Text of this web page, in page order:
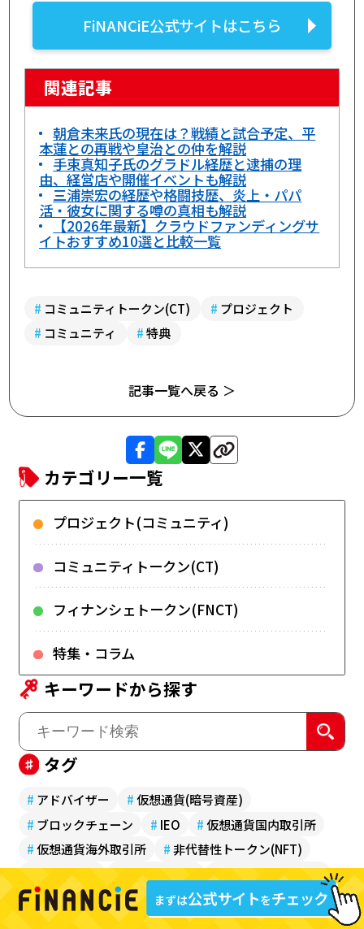
FiNANCiE公式サイトはこちら
関連記事
朝倉未来氏の現在は？戦績と試合予定、平
本蓮との再戦や皇治との仲を解説
手束真知子氏のグラドル経歴と逮捕の理
由、経営店や開催イベントも解説
三浦崇宏の経歴や格闘技歴、炎上・パパ
活・彼女に関する噂の真相も解説
【2026年最新】クラウドファンディングサ
イトおすすめ10選と比較一覧
# コミュニティトークン(CT) # プロジェクト
# コミュニティ #特典
記事一覧へ戻る ＞
カテゴリー一覧
プロジェクト(コミュニティ)
コミュニティトークン(CT)
フィナンシェトークン(FNCT)
特集・コラム
キーワードから探す
タグ
# アドバイザー #仮想通貨(暗号資産)
# ブロックチェーン # IEO #仮想通貨国内取引所
#仮想通貨海外取引所 #非代替性トークン(NFT)
#ガバナンス #social.meme #FiNANCiEポイント
#コミュニティトークン(CT)
コミュニティトークンホールド(CTH)